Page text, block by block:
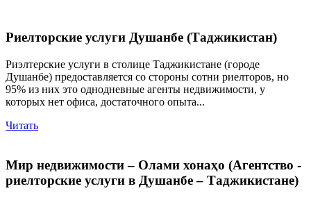
Риелторские услуги Душанбе (Таджикистан)
Риэлтерские услуги в столице Таджикистане (городе
Душанбе) предоставляется со стороны сотни риелторов, но
95% из них это однодневные агенты недвижимости, у
которых нет офиса, достаточного опыта...
Читать
Мир недвижимости – Олами хонаҳо (Агентство -
риелторские услуги в Душанбе – Таджикистане)